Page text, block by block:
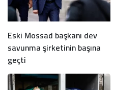
Eski Mossad başkanı dev
savunma şirketinin başına
geçti